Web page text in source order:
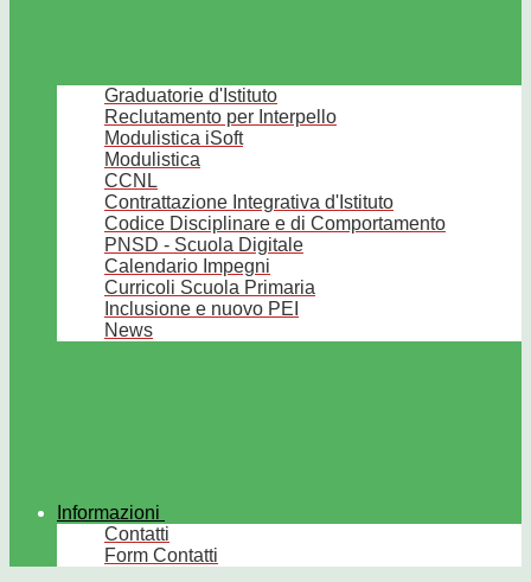
Graduatorie d'Istituto
Reclutamento per Interpello
Modulistica iSoft
Modulistica
CCNL
Contrattazione Integrativa d'Istituto
Codice Disciplinare e di Comportamento
PNSD - Scuola Digitale
Calendario Impegni
Curricoli Scuola Primaria
Inclusione e nuovo PEI
News
Informazioni
Contatti
Form Contatti